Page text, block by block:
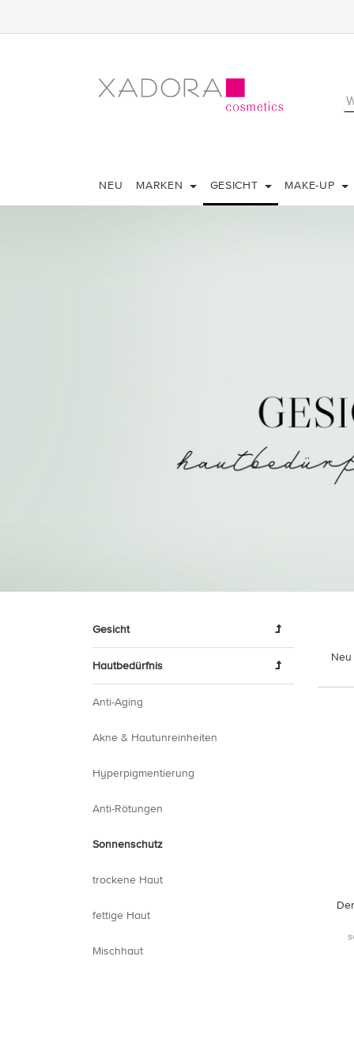
NEU MARKEN GESICHT MAKE-UP
Gesicht
Hautbedürfnis
Anti-Aging
Akne & Hautunreinheiten
Hyperpigmentierung
Anti-Rötungen
Sonnenschutz
trockene Haut
fettige Haut
Mischhaut